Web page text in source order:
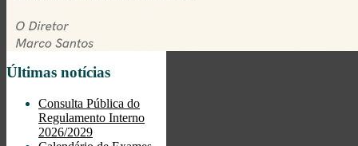
Últimas notícias
Consulta Pública do
Regulamento Interno
2026/2029